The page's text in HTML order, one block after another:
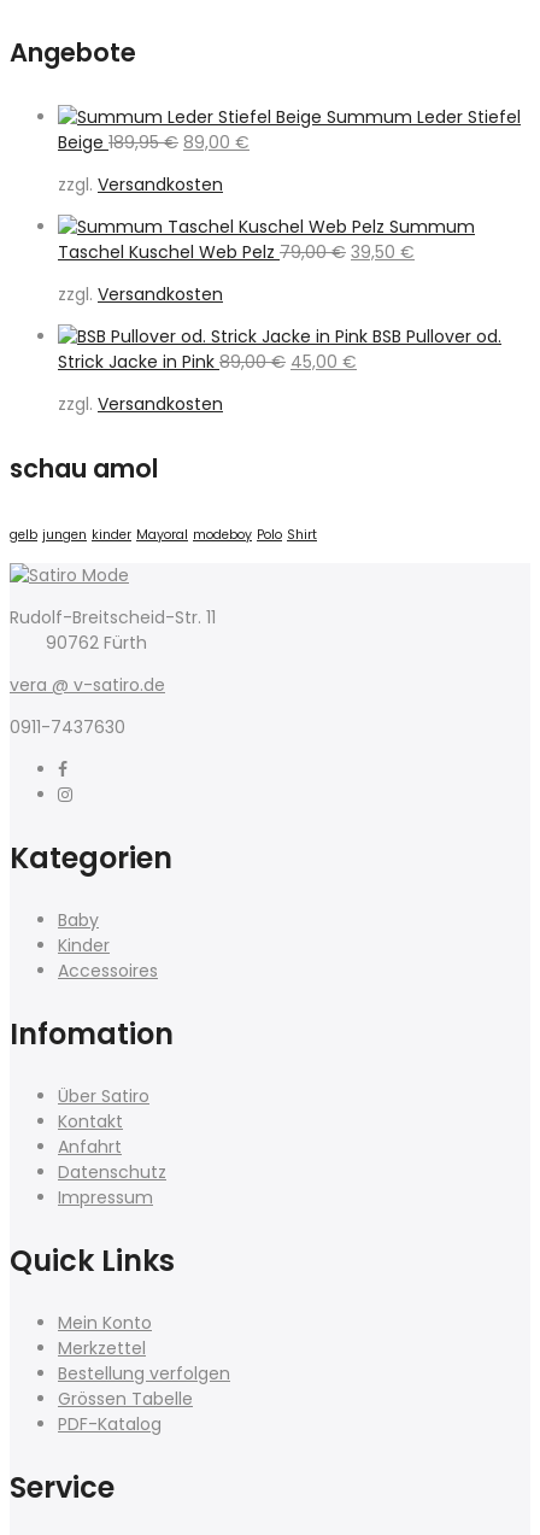
Angebote
Summum Leder Stiefel
Beige 189,95€ Ursprünglicher
war:
189,95 €
89,00 €
89,00 €.
zzgl. Versandkosten
Summum
Taschel Kuschel Web Pelz 79,00€ Ursprünglicher
79,00 €
39,50 €
39,50 €.
zzgl. Versandkosten
BSB Pullover od.
Strick Jacke in Pink 89,00€ Ursprünglicher
45,00 €
zzgl. Versandkosten
schau amol
gelb jungen kinder Mayoral modeboy Polo Shirt
Rudolf-Breitscheid-Str. 11
90762 Fürth
vera @ v-satiro.de
0911-7437630
Kategorien
Baby
Kinder
Accessoires
Infomation
Über Satiro
Kontakt
Anfahrt
Datenschutz
Impressum
Quick Links
Mein Konto
Merkzettel
Bestellung verfolgen
Grössen Tabelle
PDF-Katalog
Service